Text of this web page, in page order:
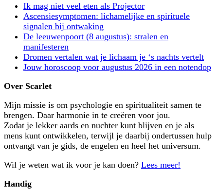
Ik mag niet veel eten als Projector
Ascensiesymptomen: lichamelijke en spirituele
signalen bij ontwaking
De leeuwenpoort (8 augustus): stralen en
manifesteren
Dromen vertalen wat je lichaam je ‘s nachts vertelt
Jouw horoscoop voor augustus 2026 in een notendop
Over Scarlet
Mijn missie is om psychologie en spiritualiteit samen te
brengen. Daar harmonie in te creëren voor jou.
Zodat je lekker aards en nuchter kunt blijven en je als
mens kunt ontwikkelen, terwijl je daarbij ondertussen hulp
ontvangt van je gids, de engelen en heel het universum.
Wil je weten wat ik voor je kan doen? Lees meer!
Handig